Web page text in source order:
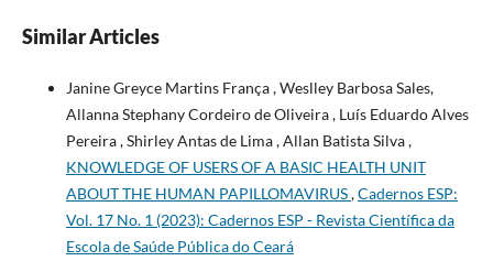
Similar Articles
Janine Greyce Martins França , Weslley Barbosa Sales,
Allanna Stephany Cordeiro de Oliveira , Luís Eduardo Alves
Pereira , Shirley Antas de Lima , Allan Batista Silva ,
KNOWLEDGE OF USERS OF A BASIC HEALTH UNIT
ABOUT THE HUMAN PAPILLOMAVIRUS,Cadernos ESP:
Vol. 17 No. 1 (2023): Cadernos ESP - Revista Cientí­fica da
Escola de Saúde Pública do Ceará